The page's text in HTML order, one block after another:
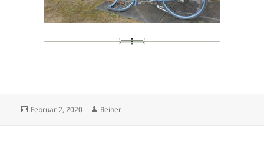
Veröffentlicht
Februar 2, 2020 Autor
Reiher